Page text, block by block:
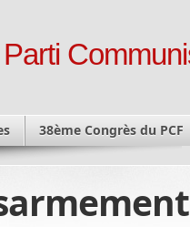
38ème Congrès du PCF